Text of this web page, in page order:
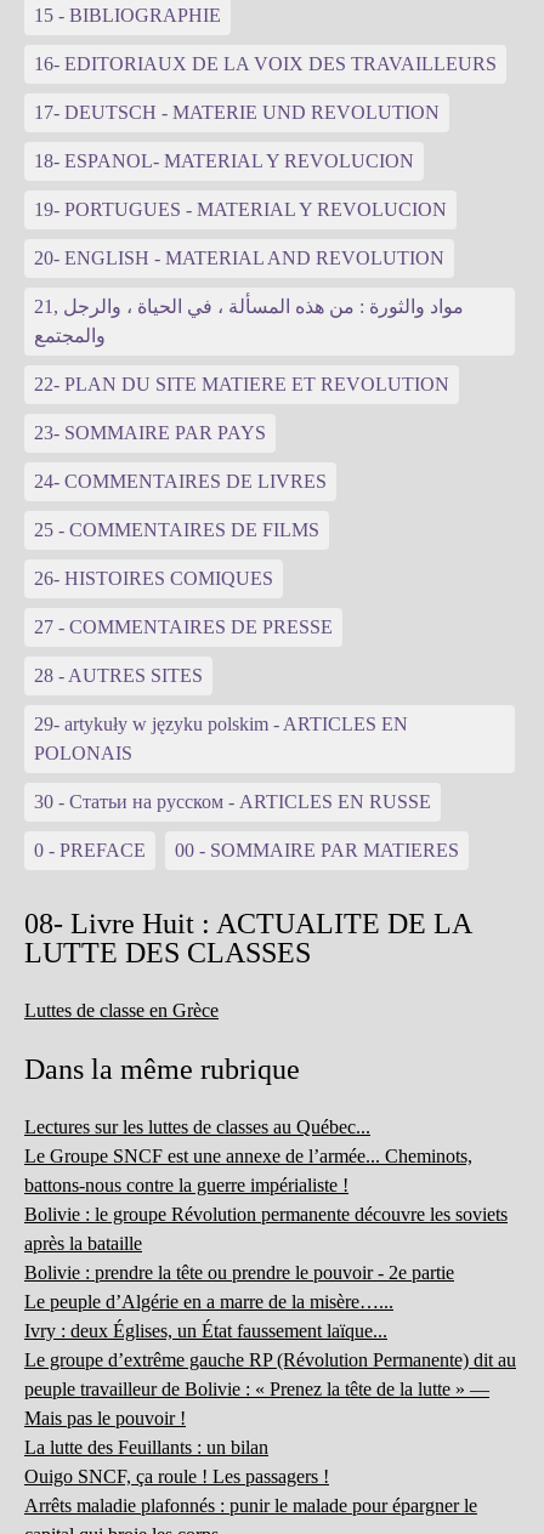
15 - BIBLIOGRAPHIE
16- EDITORIAUX DE LA VOIX DES TRAVAILLEURS
17- DEUTSCH - MATERIE UND REVOLUTION
18- ESPANOL- MATERIAL Y REVOLUCION
19- PORTUGUES - MATERIAL Y REVOLUCION
20- ENGLISH - MATERIAL AND REVOLUTION
21, مواد والثورة : من هذه المسألة ، في الحياة ، والرجل
والمجتمع
22- PLAN DU SITE MATIERE ET REVOLUTION
23- SOMMAIRE PAR PAYS
24- COMMENTAIRES DE LIVRES
25 - COMMENTAIRES DE FILMS
26- HISTOIRES COMIQUES
27 - COMMENTAIRES DE PRESSE
28 - AUTRES SITES
29- artykuły w języku polskim - ARTICLES EN
POLONAIS
30 - Статьи на русском - ARTICLES EN RUSSE
0 - PREFACE 00 - SOMMAIRE PAR MATIERES
08- Livre Huit : ACTUALITE DE LA
LUTTE DES CLASSES
Luttes de classe en Grèce
Dans la même rubrique
Lectures sur les luttes de classes au Québec...
Le Groupe SNCF est une annexe de l’armée... Cheminots,
battons-nous contre la guerre impérialiste !
Bolivie : le groupe Révolution permanente découvre les soviets
après la bataille
Bolivie : prendre la tête ou prendre le pouvoir - 2e partie
Le peuple d’Algérie en a marre de la misère…...
Ivry : deux Églises, un État faussement laïque...
Le groupe d’extrême gauche RP (Révolution Permanente) dit au
peuple travailleur de Bolivie : « Prenez la tête de la lutte » —
Mais pas le pouvoir !
La lutte des Feuillants : un bilan
Ouigo SNCF, ça roule ! Les passagers !
Arrêts maladie plafonnés : punir le malade pour épargner le